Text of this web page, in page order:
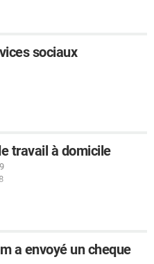
sociaux
travail à domicile
a envoyé un cheque